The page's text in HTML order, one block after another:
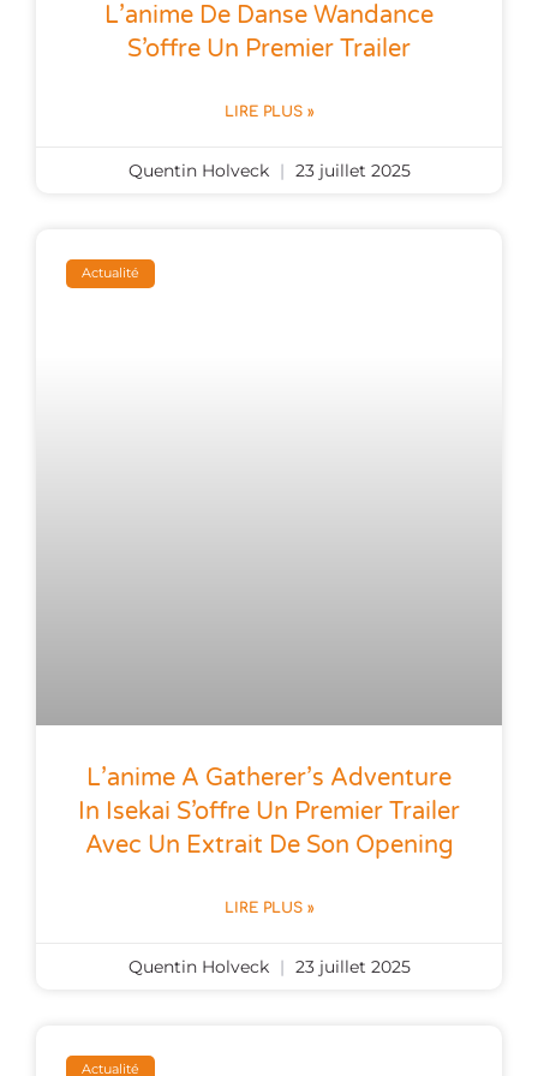
L’anime De Danse Wandance
S’offre Un Premier Trailer
LIRE PLUS »
Quentin Holveck 23 juillet 2025
Actualité
L’anime A Gatherer’s Adventure
In Isekai S’offre Un Premier Trailer
Avec Un Extrait De Son Opening
LIRE PLUS »
Quentin Holveck 23 juillet 2025
Actualité